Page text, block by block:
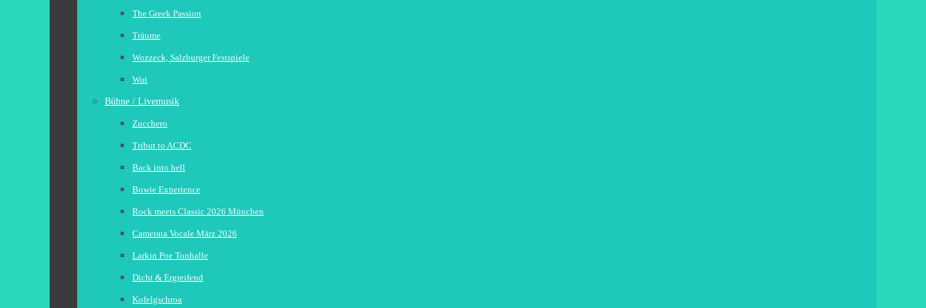
The Greek Passion
Träume
Wozzeck, Salzburger Festspiele
Wut
Bühne / Livemusik
Zucchero
Tribut to ACDC
Back into hell
Bowie Experience
Rock meets Classic 2026 München
Camerata Vocale März 2026
Larkin Poe Tonhalle
Dicht & Ergreifend
Kofelgschroa